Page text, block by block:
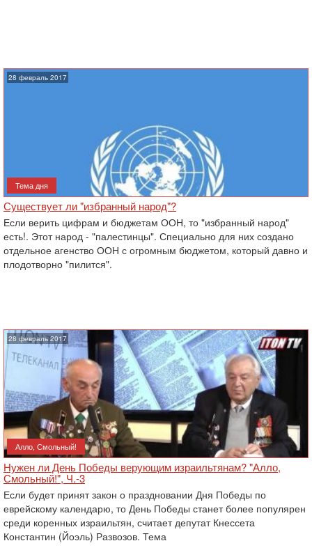
28 февраль 2017
Тема дня
Существует ли "избранный народ"?
Если верить цифрам и бюджетам ООН, то "избранный народ"
есть!. Этот народ - "палестинцы". Специально для них создано
отдельное агенство ООН с огромным бюджетом, который давно и
плодотворно "пилится".
28 февраль 2017
Алло, Смольный!
Нужен ли День Победы верующим израильтянам? "Алло,
Смольный!", Ч.-3
Если будет принят закон о праздновании Дня Победы по
еврейскому календарю, то День Победы станет более популярен
среди коренных израильтян, считает депутат Кнессета
Константин (Йоэль) Развозов. Тема